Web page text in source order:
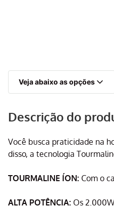
Veja abaixo as opções
Descrição do
Você busca praticidade na
disso, a tecnologia
TOURMALINE ÍON: Com o
ALTA POTÊNCIA: Os